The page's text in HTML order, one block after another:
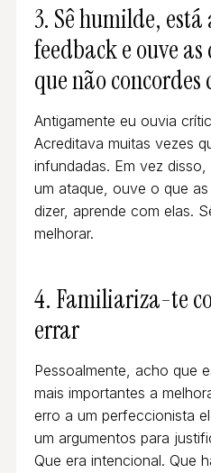
3. Sê humilde,
feedback e ouve
que não concordes
Antigamente eu ouvia
Acreditava muitas vezes
infundadas. Em vez
um ataque, ouve o que
dizer, aprende com elas.
melhorar.
4. Familiariza-te
errar
Pessoalmente, acho que
mais importantes a
erro a um perfeccionista
um argumentos para
Que era intencional. Que